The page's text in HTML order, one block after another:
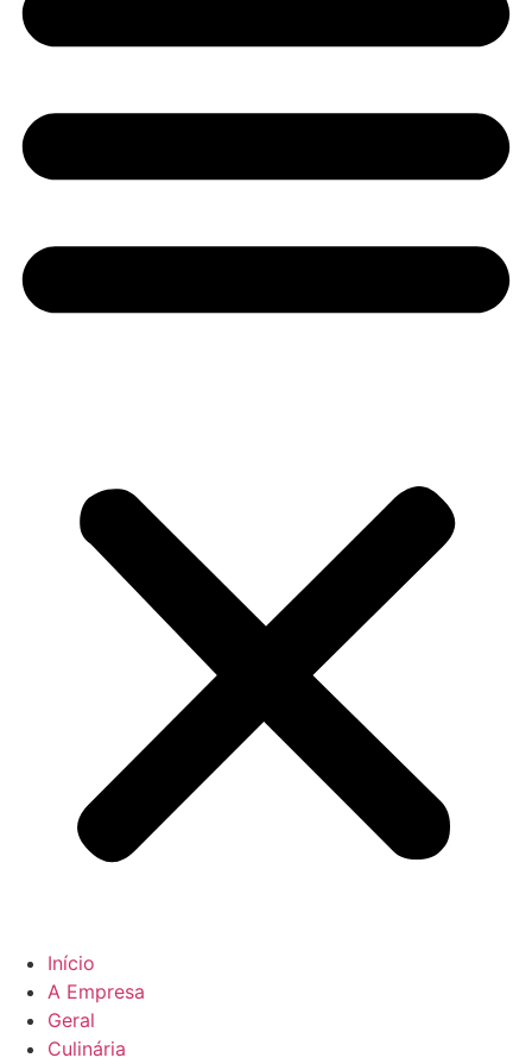
Início
A Empresa
Geral
Culinária